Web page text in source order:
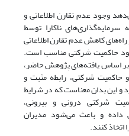
وجود عدم تقارن اطلاعاتی و
سرمایه‌گذاری‌های ناکارا توسط
کاهش عدم تقارن اطلاعاتی
حاکمیت شرکتی مناسب است.
بر اساس یافته‌های پژوهش حاضر،
و حاکمیت شرکتی، رابطه مثبت و
و این بدان معناست که در شرایط
شرکتی درونی و بیرونی،
داده و باعث می‌شود مدیران
کنند.